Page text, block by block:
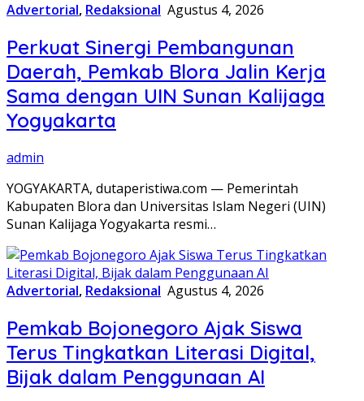
Advertorial, Redaksional Agustus 4, 2026
Perkuat Sinergi Pembangunan
Daerah, Pemkab Blora Jalin Kerja
Sama dengan UIN Sunan Kalijaga
Yogyakarta
admin
YOGYAKARTA, dutaperistiwa.com — Pemerintah
Kabupaten Blora dan Universitas Islam Negeri (UIN)
Sunan Kalijaga Yogyakarta resmi…
Advertorial, Redaksional Agustus 4, 2026
Pemkab Bojonegoro Ajak Siswa
Terus Tingkatkan Literasi Digital,
Bijak dalam Penggunaan AI